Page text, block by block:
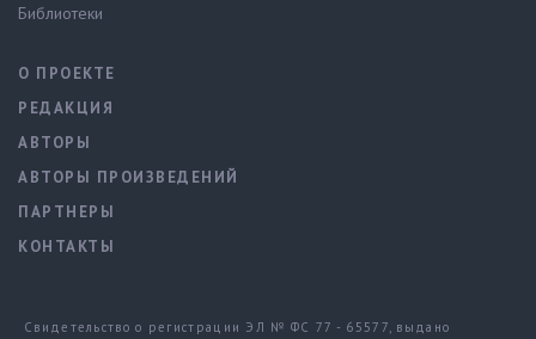
Библиотеки
О ПРОЕКТЕ
РЕДАКЦИЯ
АВТОРЫ
АВТОРЫ ПРОИЗВЕДЕНИЙ
ПАРТНЕРЫ
КОНТАКТЫ
Свидетельство о регистрации ЭЛ № ФС 77 - 65577, выдано